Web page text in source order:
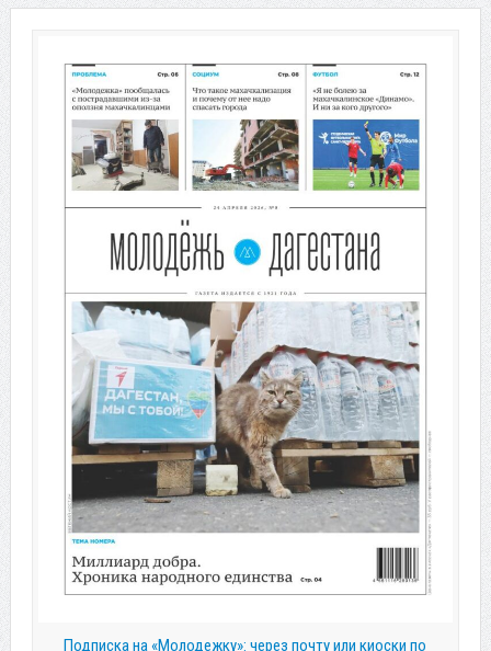
Подписка на «Молодежку»: через почту или киоски по